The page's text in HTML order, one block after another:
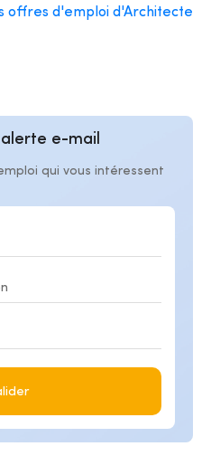
offres d'emploi d'Architecte
e-mail
qui vous intéressent